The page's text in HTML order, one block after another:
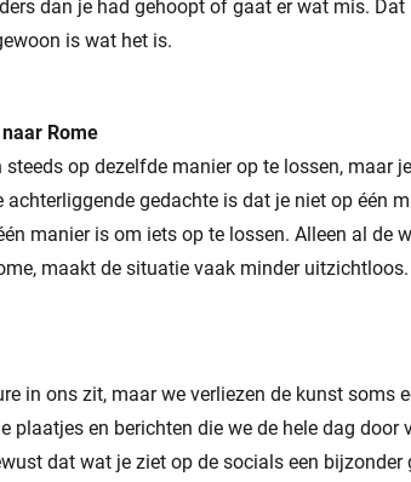
dan je had gehoopt of gaat er wat mis. Dat
is wat het is.
Rome
op dezelfde manier op te lossen, maar
achterliggende gedachte is dat je niet op één
manier is om iets op te lossen. Alleen al de
maakt de situatie vaak minder uitzichtloos.
in ons zit, maar we verliezen de kunst soms
plaatjes en berichten die we de hele dag door
dat wat je ziet op de socials een bijzonder